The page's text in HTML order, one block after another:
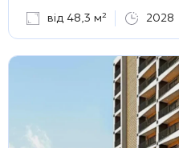
від 48,3 м² 2028